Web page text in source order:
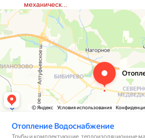
механическ...